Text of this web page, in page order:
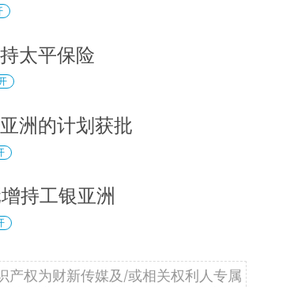
太平保险
洲的计划获批
持工银亚洲
产权为财新传媒及/或相关权利人专属